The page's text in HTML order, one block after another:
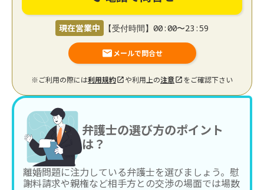
現在営業中 【受付時間】00:00〜23:59
メールで問合せ
※ご利用の際には利用規約 や利用上の注意 をご確認下さい
弁護士の選び方のポイント
は？
離婚問題に注力している弁護士を選びましょう。慰
謝料請求や親権など相手方との交渉の場面では場数